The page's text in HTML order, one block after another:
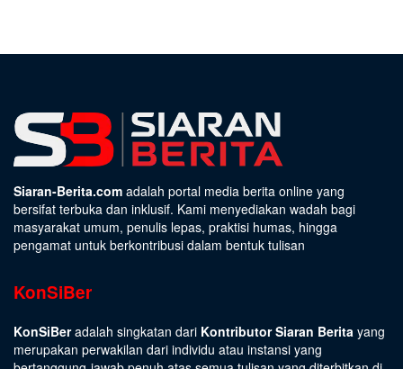
Siaran-Berita.com adalah portal media berita online yang
bersifat terbuka dan inklusif. Kami menyediakan wadah bagi
masyarakat umum, penulis lepas, praktisi humas, hingga
pengamat untuk berkontribusi dalam bentuk tulisan
KonSiBer
KonSiBeradalah singkatan dari Kontributor Siaran Berita yang
merupakan perwakilan dari individu atau instansi yang